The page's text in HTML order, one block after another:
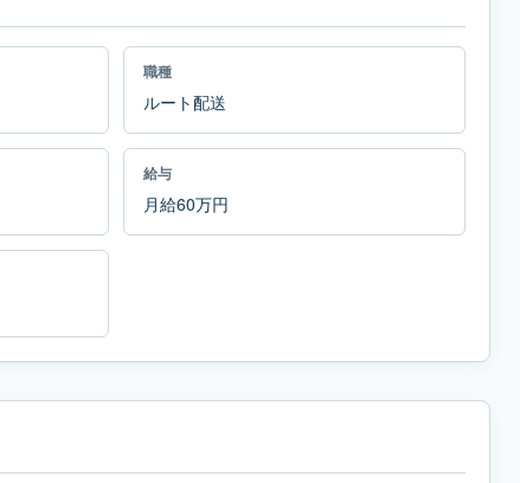
職種
ルート配送
給与
月給60万円